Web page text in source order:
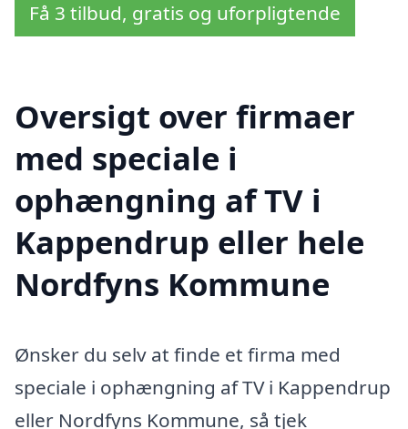
Få 3 tilbud, gratis og uforpligtende
Oversigt over firmaer
med speciale i
ophængning af TV i
Kappendrup eller hele
Nordfyns Kommune
Ønsker du selv at finde et firma med
speciale i ophængning af TV i Kappendrup
eller Nordfyns Kommune, så tjek